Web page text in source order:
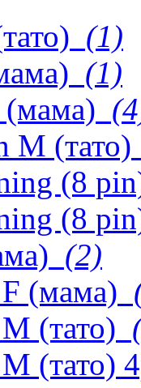
(1)
(1)
M (тато)
(8
(8
(2)
(мама)
(тато)
(тато)